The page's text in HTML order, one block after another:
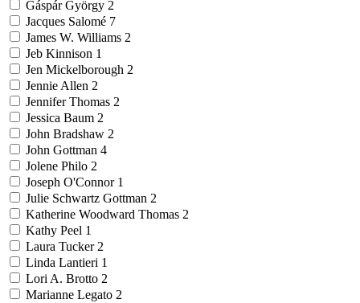
Gáspár György 2
Jacques Salomé 7
James W. Williams 2
Jeb Kinnison 1
Jen Mickelborough 2
Jennie Allen 2
Jennifer Thomas 2
Jessica Baum 2
John Bradshaw 2
John Gottman 4
Jolene Philo 2
Joseph O'Connor 1
Julie Schwartz Gottman 2
Katherine Woodward Thomas 2
Kathy Peel 1
Laura Tucker 2
Linda Lantieri 1
Lori A. Brotto 2
Marianne Legato 2